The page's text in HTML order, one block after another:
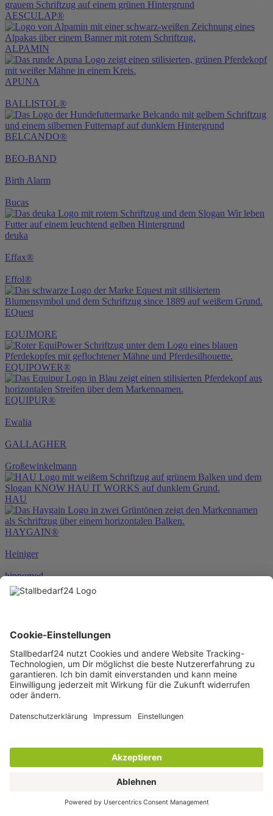
AESCULAP®
ALPAMIN
APUNA
BALLISTOL®
BELCANDO®
BEO-BAND
Birth Alarm
Bucas
deuka
Effax®
Effol®
EQuest
EQUIMORE
EQUIPOWER®
EQUIPUR®
Ewalia
GALLAGHER
Großewinkelmann
HAU
HAYGAIN®
Heiniger
hippomed
HKM
HORSEWARE®
JOSERA
Karlie
KENTUCKY®
KERBL